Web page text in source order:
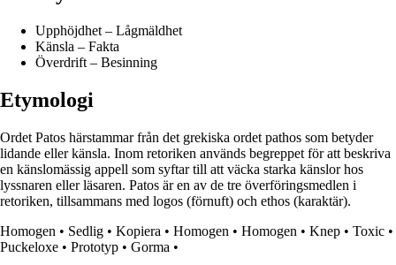
Upphöjdhet – Lågmäldhet
Känsla – Fakta
Överdrift – Besinning
Etymologi
Ordet Patos härstammar från det grekiska ordet pathos som betyder
lidande eller känsla. Inom retoriken används begreppet för att beskriva
en känslomässig appell som syftar till att väcka starka känslor hos
lyssnaren eller läsaren. Patos är en av de tre överföringsmedlen i
retoriken, tillsammans med logos (förnuft) och ethos (karaktär).
Homogen • Sedlig • Kopiera • Homogen • Homogen • Knep • Toxic •
Puckeloxe • Prototyp • Gorma •